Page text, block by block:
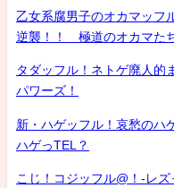
乙女系腐男子のオカマッ
逆襲！！ 極道のオカマた
タダッフル！ネトゲ廃人的
パワーズ！
新・ハゲッフル！哀愁のハ
ハゲっTEL？
こじ！コジッフル@！-レ